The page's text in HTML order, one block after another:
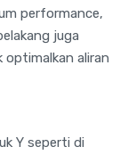
performance,
juga
aliran
Y seperti di